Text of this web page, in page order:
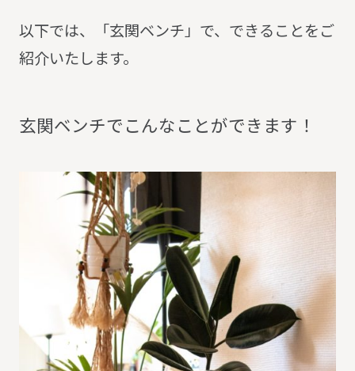
以下では、「玄関ベンチ」で、できることをご
紹介いたします。
玄関ベンチでこんなこ とができ ます ！